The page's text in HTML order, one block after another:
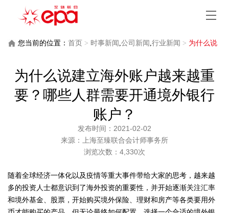
您当前的位置： 首页 > 时事新闻 ,公司新闻 ,行业新闻 > 为什么说
建立海外账户越来越重要？哪些人群需要开通境外银行账户？
为什么说建立海外账户越来越重
要？哪些人群需要开通境外银行
账户？
发布时间：2021-02-02
来源：上海至臻联合会计师事务所
浏览次数：4,330次
随着全球经济一体化以及疫情等重大事件带给大家的思考，越来越
多的投资人士都意识到了海外投资的重要性，并开始逐渐关注汇率
和境外基金、股票，开始购买境外保险、理财和房产等各类要用外